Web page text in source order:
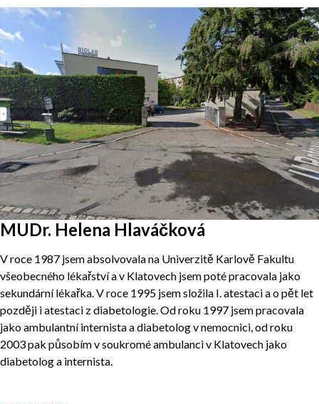
MUDr. Helena Hlaváčková
V roce 1987 jsem absolvovala na Univerzitě Karlově Fakultu
všeobecného lékařství a v Klatovech jsem poté pracovala jako
sekundární lékařka. V roce 1995 jsem složila I. atestaci a o pět let
později i atestaci z diabetologie. Od roku 1997 jsem pracovala
jako ambulantní internista a diabetolog v nemocnici, od roku
2003 pak působím v soukromé ambulanci v Klatovech jako
diabetolog a internista.